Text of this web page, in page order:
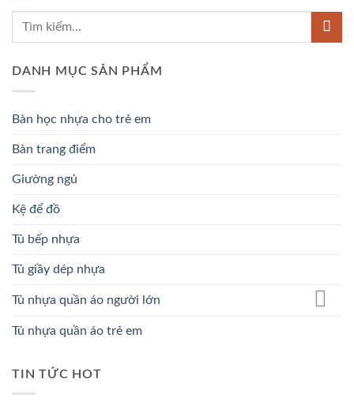
DANH MỤC SẢN PHẨM
Bàn học nhựa cho trẻ em
Bàn trang điểm
Giường ngủ
Kệ để đồ
Tủ bếp nhựa
Tủ giầy dép nhựa
Tủ nhựa quần áo người lớn
Tủ nhựa quần áo trẻ em
TIN TỨC HOT